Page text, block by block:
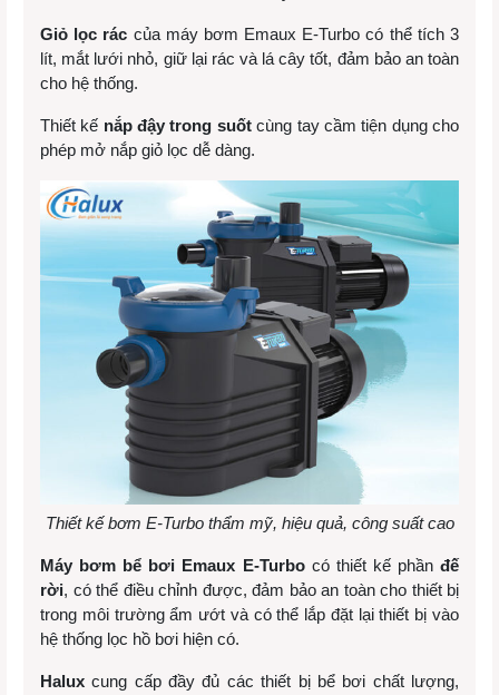
Giỏ lọc rác của máy bơm Emaux E-Turbo có thể tích 3
lít, mắt lưới nhỏ, giữ lại rác và lá cây tốt, đảm bảo an toàn
cho hệ thống.
Thiết kế nắp đậy trong suốtcùng tay cầm tiện dụng cho
phép mở nắp giỏ lọc dễ dàng.
Thiết kế bơm E-Turbo thẩm mỹ, hiệu quả, công suất cao
Máy bơm bể bơi Emaux E-Turbocó thiết kế phần đế
rời, có thể điều chỉnh được, đảm bảo an toàn cho thiết bị
trong môi trường ẩm ướt và có thể lắp đặt lại thiết bị vào
hệ thống lọc hồ bơi hiện có.
Halux cung cấp đầy đủ các thiết bị bể bơi chất lượng,